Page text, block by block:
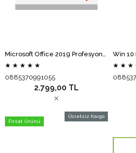
Microsoft Office 2019 Profesyonel Elektronik Lisans 269-17072
★ ★ ★ ★ ★
0885370991055
2.799,00 TL
★ ★ ★
Ücretsiz Kargo
Fırsat Ürünü